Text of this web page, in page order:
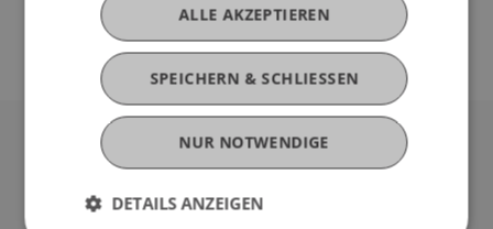
der Band "Bluebones".
Universität Liechtenstein
9490 Vaduz
SPEICHERN & SCHLIESSEN
ALLE AKZEPTIEREN
NUR NOTWENDIGE
DETAILS ANZEIGEN